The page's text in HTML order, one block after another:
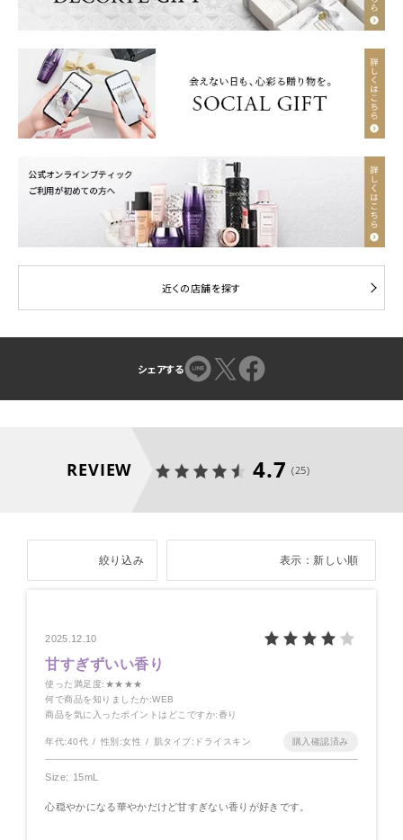
近くの店舗を探す
シェアする
REVIEW 4.7 (25)
絞り込み 表示：新しい順
2025.12.10
甘すぎずいい香り
使った満足度:★★★★
何で商品を知りましたか:WEB
商品を気に入ったポイントはどこですか:香り
年代:40代 性別:女性 肌タイプ: ドライスキン
Size: 15mL
心穏やかになる華やかだけど甘すぎない香りが好きです。